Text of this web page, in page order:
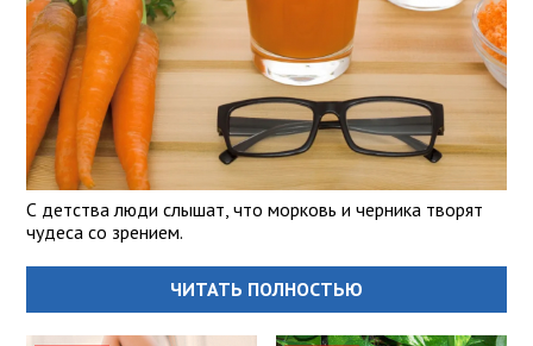
С детства люди слышат, что морковь и черника творят
чудеса со зрением.
ЧИТАТЬ ПОЛНОСТЬЮ